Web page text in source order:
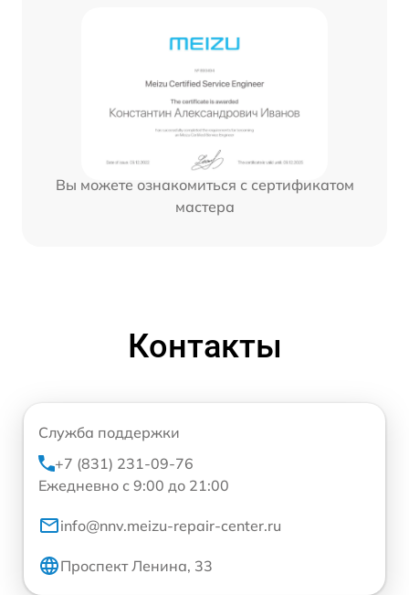
Вы можете ознакомиться с сертификатом
мастера
Контакты
Служба поддержки
+7 (831) 231-09-76
Ежедневно с 9:00 до 21:00
info@nnv.meizu-repair-center.ru
Проспект Ленина, 33